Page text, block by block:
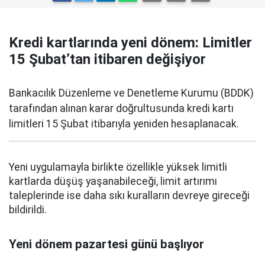
Kredi kartlarında yeni dönem: Limitler
15 Şubat’tan itibaren değişiyor
Bankacılık Düzenleme ve Denetleme Kurumu (BDDK)
tarafından alınan karar doğrultusunda kredi kartı
limitleri 15 Şubat itibarıyla yeniden hesaplanacak.
Yeni uygulamayla birlikte özellikle yüksek limitli
kartlarda düşüş yaşanabileceği, limit artırımı
taleplerinde ise daha sıkı kuralların devreye gireceği
bildirildi.
Yeni dönem pazartesi günü başlıyor